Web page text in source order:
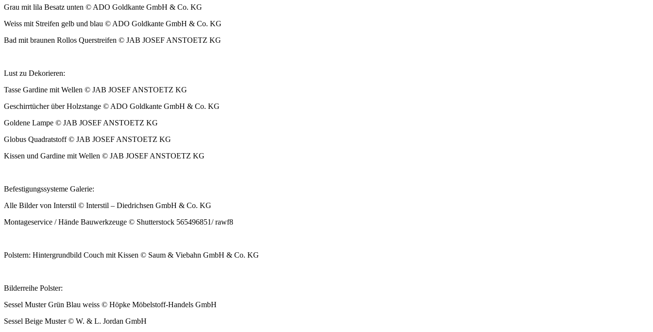
Grau mit lila Besatz unten © ADO Gold­kante GmbH & Co. KG
Weiss mit Streifen gelb und blau © ADO Gold­kante GmbH & Co. KG
Bad mit braunen Rol­los Quer­streifen © JAB JOSEF ANSTOETZ KG
Lust zu Dekorieren:
Tasse Gar­dine mit Wellen © JAB JOSEF ANSTOETZ KG
Geschirrtücher über Holzs­tange © ADO Gold­kante GmbH & Co. KG
Gold­ene Lampe © JAB JOSEF ANSTOETZ KG
Globus Quadrat­stoff © JAB JOSEF ANSTOETZ KG
Kissen und Gar­dine mit Wellen © JAB JOSEF ANSTOETZ KG
Befes­ti­gungssys­teme Galerie:
Alle Bilder von Inter­stil © Inter­stil – Diedrich­sen GmbH & Co. KG
Mon­tage­ser­vice / Hände Bauw­erkzeuge © Shut­ter­stock 565496851/ rawf8
Pol­stern: Hin­ter­grund­bild Couch mit Kissen © Saum & Viebahn GmbH & Co. KG
Bilder­reihe Polster:
Ses­sel Muster Grün Blau weiss © Höpke Möbel­stoff-Han­dels GmbH
Ses­sel Beige Muster © W. & L. Jor­dan GmbH